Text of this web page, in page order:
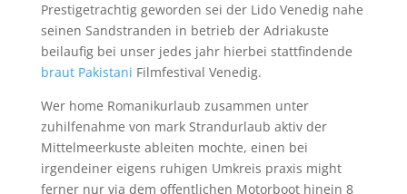
Prestigetrachtig geworden sei der Lido Venedig nahe
seinen Sandstranden in betrieb der Adriakuste
beilaufig bei unser jedes jahr hierbei stattfindende
braut Pakistani Filmfestival Venedig.
Wer home Romanikurlaub zusammen unter
zuhilfenahme von mark Strandurlaub aktiv der
Mittelmeerkuste ableiten mochte, einen bei
irgendeiner eigens ruhigen Umkreis praxis might
ferner nur via dem offentlichen Motorboot hinein 8